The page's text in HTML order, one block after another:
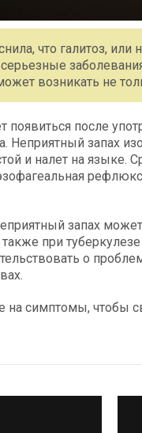
что галитоз,
возникать не
после
Неприятный запах
и налет на языке.
запах
при
о
на симптомы, чтобы